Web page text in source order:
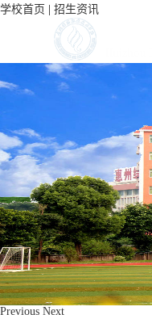
学校首页 招生资讯
Previous Next